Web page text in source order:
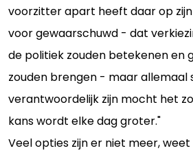
voorzitter apart heeft daar op
voor gewaarschuwd - dat
de politiek zouden betekenen en
zouden brengen - maar allemaal
verantwoordelijk zijn mocht het
kans wordt elke dag groter."
Veel opties zijn er niet meer, weet